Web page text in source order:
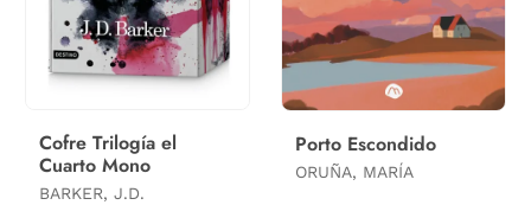
Cofre Trilogía el
Cuarto Mono
BARKER, J.D.
Porto Escondido
ORUÑA, MARÍA